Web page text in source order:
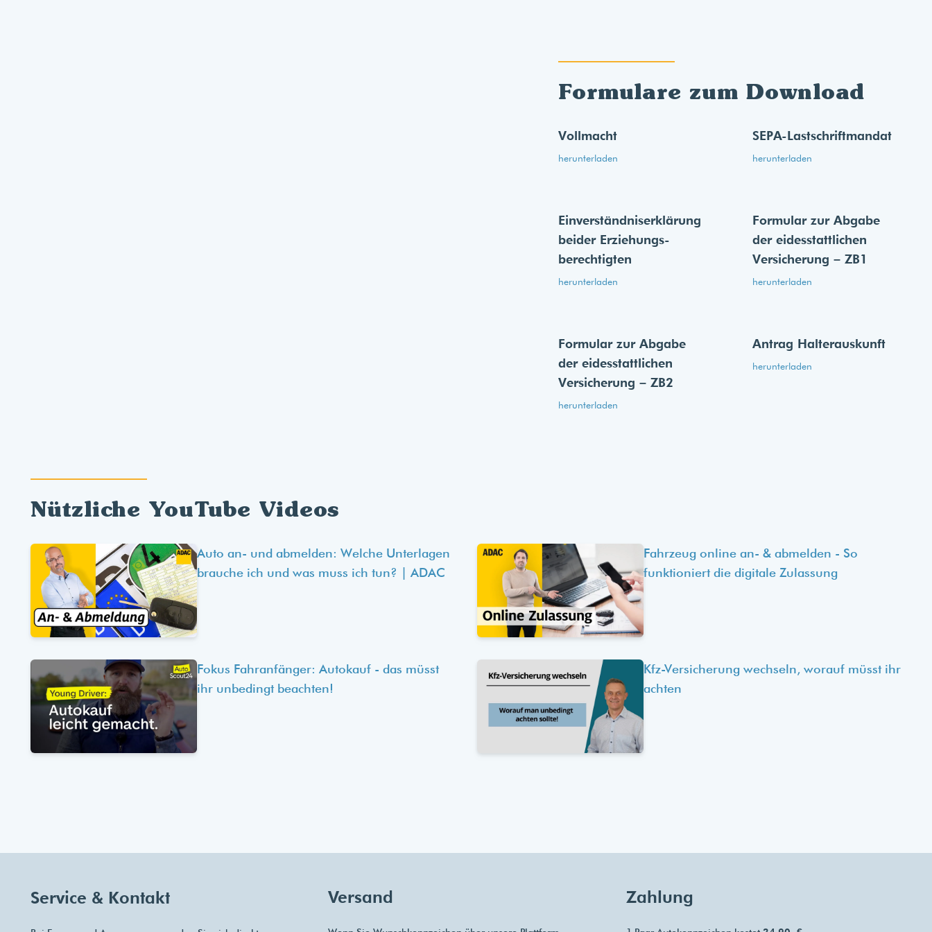
Formulare zum Download
Vollmacht
herunterladen
SEPA-Lastschriftmandat
herunterladen
Einverständnis­erklärung
beider Erziehungs­
berechtigten
herunterladen
Formular zur Abgabe
der eides­stattlichen
Versicherung – ZB1
herunterladen
Formular zur Abgabe
der eides­stattlichen
Versicherung – ZB2
herunterladen
Antrag Halterauskunft
herunterladen
Nützliche YouTube Videos
Auto an- und abmelden: Welche Unterlagen
brauche ich und was muss ich tun? | ADAC
Fahrzeug online an- & abmelden - So
funktioniert die digitale Zulassung
Fokus Fahranfänger: Autokauf - das müsst
ihr unbedingt beachten!
Kfz-Versicherung wechseln, worauf müsst ihr
achten
Service & Kontakt Versand Zahlung